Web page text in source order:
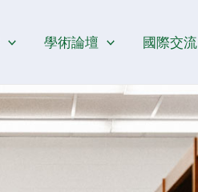
學術論壇 國際交流